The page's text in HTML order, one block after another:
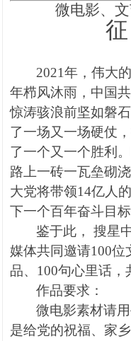
微电影、
2021年，伟大
年栉风沐雨，中国
惊涛骇浪前坚如磐
了一场又一场硬仗
了一个又一个胜利
路上一砖一瓦垒砌
大党将带领14亿人
下一个百年奋斗目标
鉴于此， 搜星
媒体共同邀请100位
品、 100句心里话，
作品要求：
微电影素材请
是给党的祝福、家